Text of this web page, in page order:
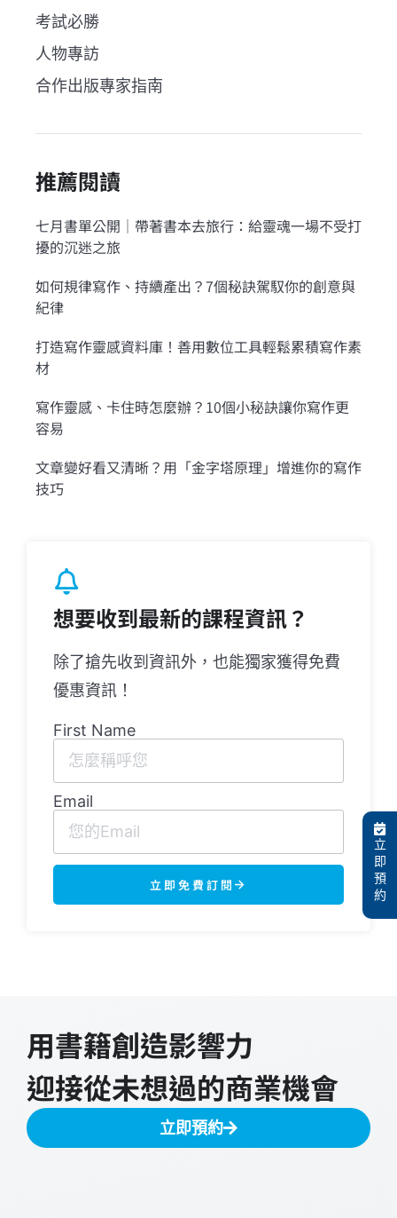
考試必勝
人物專訪
合作出版專家指南
推薦閱讀
七月書單公開｜帶著書本去旅行：給靈魂一場不受打
擾的沉迷之旅
如何規律寫作、持續產出？7個秘訣駕馭你的創意與
紀律
打造寫作靈感資料庫！善用數位工具輕鬆累積寫作素
材
寫作靈感、卡住時怎麼辦？10個小秘訣讓你寫作更
容易
文章變好看又清晰？用「金字塔原理」增進你的寫作
技巧
想要收到最新的課程資訊？
除了搶先收到資訊外，也能獨家獲得免費
優惠資訊！
First Name
Email
立即免費訂閱
用書籍創造影響力
迎接從未想過的商業機會
立即預約
立
即
預
約